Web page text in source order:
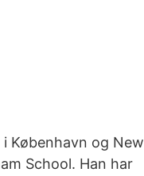
København og New
School. Han har